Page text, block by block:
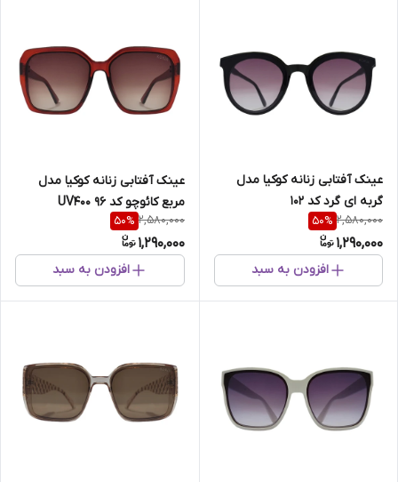
عینک آفتابی زنانه کوکیا مدل
گربه ای گرد کد 102
2,580,000
50%
1,290,000
افزودن به سبد
عینک آفتابی زنانه کوکیا مدل
مربع کائوچو کد 96 UV400
2,580,000
50%
1,290,000
افزودن به سبد